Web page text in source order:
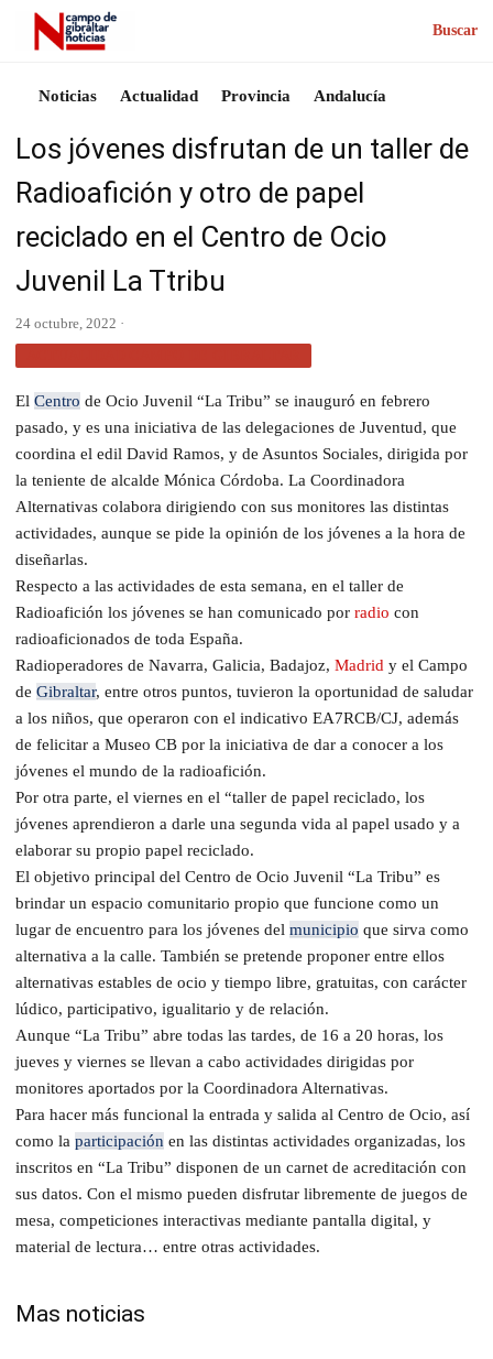
Buscar
Noticias Actualidad Provincia Andalucía
Los jóvenes disfrutan de un taller de
Radioafición y otro de papel
reciclado en el Centro de Ocio
Juvenil La Ttribu
24 octubre, 2022 ·
El Centro de Ocio Juvenil “La Tribu” se inauguró en febrero
pasado, y es una iniciativa de las delegaciones de Juventud, que
coordina el edil David Ramos, y de Asuntos Sociales, dirigida por
la teniente de alcalde Mónica Córdoba. La Coordinadora
Alternativas colabora dirigiendo con sus monitores las distintas
actividades, aunque se pide la opinión de los jóvenes a la hora de
diseñarlas.
Respecto a las actividades de esta semana, en el taller de
Radioafición los jóvenes se han comunicado por radio con
radioaficionados de toda España.
Radioperadores de Navarra, Galicia, Badajoz, Madrid y el Campo
de Gibraltar, entre otros puntos, tuvieron la oportunidad de saludar
a los niños, que operaron con el indicativo EA7RCB/CJ, además
de felicitar a Museo CB por la iniciativa de dar a conocer a los
jóvenes el mundo de la radioafición.
Por otra parte, el viernes en el “taller de papel reciclado, los
jóvenes aprendieron a darle una segunda vida al papel usado y a
elaborar su propio papel reciclado.
El objetivo principal del Centro de Ocio Juvenil “La Tribu” es
brindar un espacio comunitario propio que funcione como un
lugar de encuentro para los jóvenes del municipio que sirva como
alternativa a la calle. También se pretende proponer entre ellos
alternativas estables de ocio y tiempo libre, gratuitas, con carácter
lúdico, participativo, igualitario y de relación.
Aunque “La Tribu” abre todas las tardes, de 16 a 20 horas, los
jueves y viernes se llevan a cabo actividades dirigidas por
monitores aportados por la Coordinadora Alternativas.
Para hacer más funcional la entrada y salida al Centro de Ocio, así
como la participación en las distintas actividades organizadas, los
inscritos en “La Tribu” disponen de un carnet de acreditación con
sus datos. Con el mismo pueden disfrutar libremente de juegos de
mesa, competiciones interactivas mediante pantalla digital, y
material de lectura… entre otras actividades.
Mas noticias